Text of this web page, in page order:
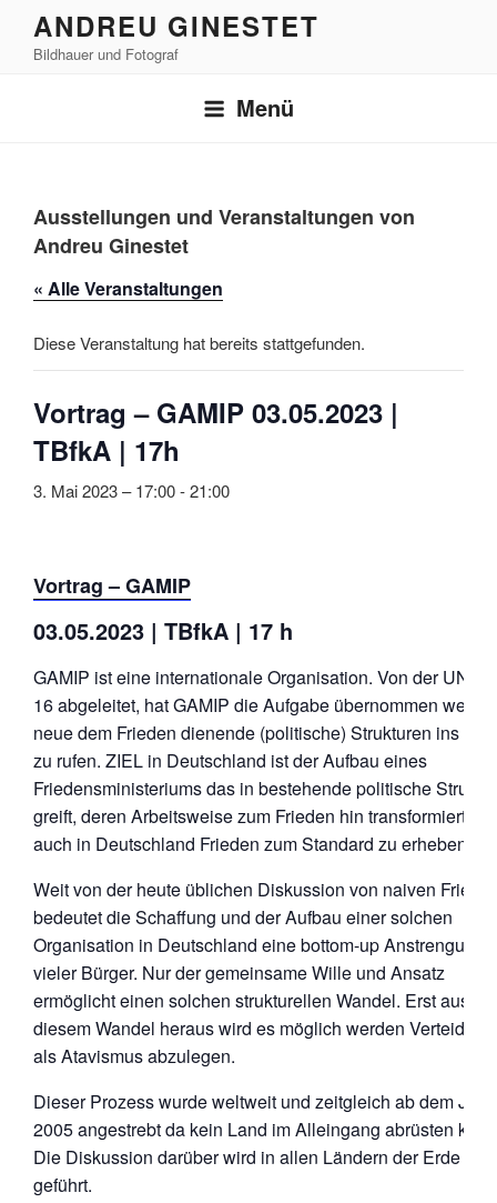
Inhalt
springen
ANDREU GINESTET
Bildhauer und Fotograf
Menü
Ausstellungen und Veranstaltungen von
Andreu Ginestet
« Alle Veranstaltungen
Diese Veranstaltung hat bereits stattgefunden.
Vortrag – GAMIP 03.05.2023 |
TBfkA | 17h
3. Mai 2023 – 17:00-21:00
Vortrag – GAMIP
03.05.2023 | TBfkA | 17 h
GAMIP ist eine internationale Organisation. Von der UN-
16 abgeleitet, hat GAMIP die Aufgabe übernommen
neue dem Frieden dienende (politische) Strukturen ins
zu rufen. ZIEL in Deutschland ist der Aufbau eines
Friedensministeriums das in bestehende politische
greift, deren Arbeitsweise zum Frieden hin transformiert,
auch in Deutschland Frieden zum Standard zu erheben.
Weit von der heute üblichen Diskussion von naiven
bedeutet die Schaffung und der Aufbau einer solchen
Organisation in Deutschland eine bottom-up Anstrengung
vieler Bürger. Nur der gemeinsame Wille und Ansatz
ermöglicht einen solchen strukturellen Wandel. Erst aus
diesem Wandel heraus wird es möglich werden
als Atavismus abzulegen.
Dieser Prozess wurde weltweit und zeitgleich ab dem Jahr
2005 angestrebt da kein Land im Alleingang abrüsten
Die Diskussion darüber wird in allen Ländern der Erde
geführt.